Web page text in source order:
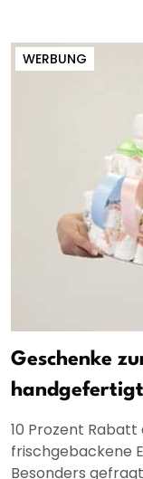
WERBUNG
Geschenke
handgefertigt
10 Prozent
frischgebackene
Besonders